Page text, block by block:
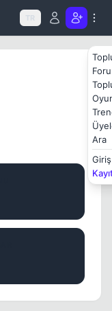
TR
Ara
Giriş